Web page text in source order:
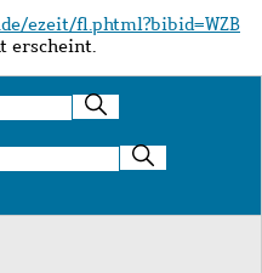
ezeit/fl.phtml?bibid=WZB
erscheint.